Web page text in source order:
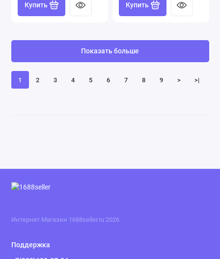
Купить Купить
1 2 3 4 5 6 7 8 9 > >|
Показать больше
Интернет Магазин 1688seller.ru 2026
Поддержка